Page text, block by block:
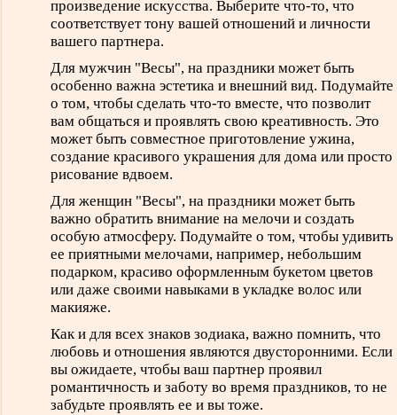
произведение искусства. Выберите что-то, что
соответствует тону вашей отношений и личности
вашего партнера.
Для мужчин "Весы", на праздники может быть
особенно важна эстетика и внешний вид. Подумайте
о том, чтобы сделать что-то вместе, что позволит
вам общаться и проявлять свою креативность. Это
может быть совместное приготовление ужина,
создание красивого украшения для дома или просто
рисование вдвоем.
Для женщин "Весы", на праздники может быть
важно обратить внимание на мелочи и создать
особую атмосферу. Подумайте о том, чтобы удивить
ее приятными мелочами, например, небольшим
подарком, красиво оформленным букетом цветов
или даже своими навыками в укладке волос или
макияже.
Как и для всех знаков зодиака, важно помнить, что
любовь и отношения являются двусторонними. Если
вы ожидаете, чтобы ваш партнер проявил
романтичность и заботу во время праздников, то не
забудьте проявлять ее и вы тоже.